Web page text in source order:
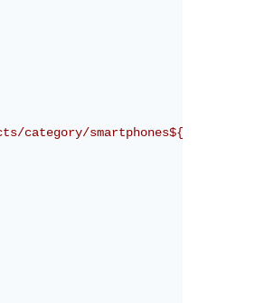
category/smartphones${category}`);